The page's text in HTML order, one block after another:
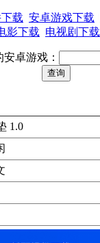
载 安卓游戏下载
影下载 电视剧下载
卓游戏：
1.0